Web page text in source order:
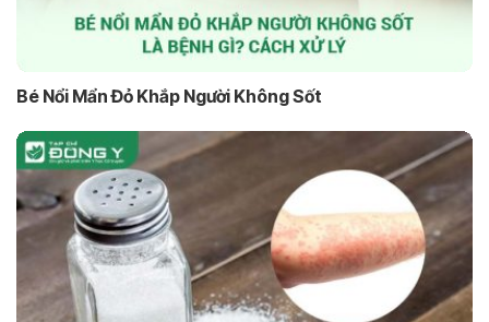
Bé Nổi Mẩn Đỏ Khắp Người Không Sốt